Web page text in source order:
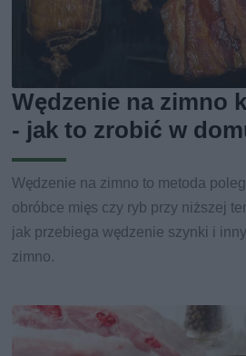
Wędzenie na zimno
- jak to zrobić w
Wędzenie na zimno to metoda
obróbce mięs czy ryb przy niższej
jak przebiega wędzenie szynki i
zimno.